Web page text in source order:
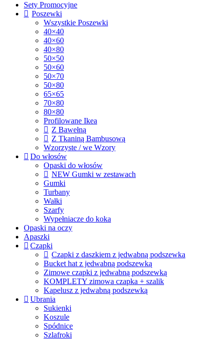
Sety Promocyjne
Poszewki
Wszystkie Poszewki
40×40
40×60
40×80
50×50
50×60
50×70
50×80
65×65
70×80
80×80
Profilowane Ikea
Z Bawełną
Z Tkaniną Bambusową
Wzorzyste / we Wzory
Do włosów
Opaski do włosów
NEW Gumki w zestawach
Gumki
Turbany
Wałki
Szarfy
Wypełniacze do koka
Opaski na oczy
Apaszki
Czapki
Czapki z daszkiem z jedwabną podszewka
Bucket hat z jedwabną podszewką
Zimowe czapki z jedwabną podszewką
KOMPLETY zimowa czapka + szalik
Kapelusz z jedwabną podszewką
Ubrania
Sukienki
Koszule
Spódnice
Szlafroki